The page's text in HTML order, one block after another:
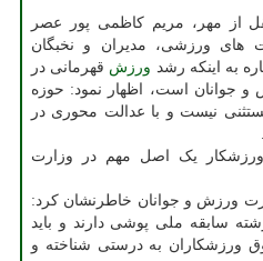
از مهر، مریم کاظمی پور عصر
های ورزشی، مدیران و نخبگان
به اینکه رشد ورزش قهرمانی در
و جوانان است، اظهار نمود: حوزه
نیست و با عدالت محوری در
یک اصل مهم در وزارت
ورزش و جوانان خاطرنشان کرد:
ورزشکار استان در ۱۵ رشته سابقه ملی پوشی دارند و باید
ورزشکاران به درستی شناخته و